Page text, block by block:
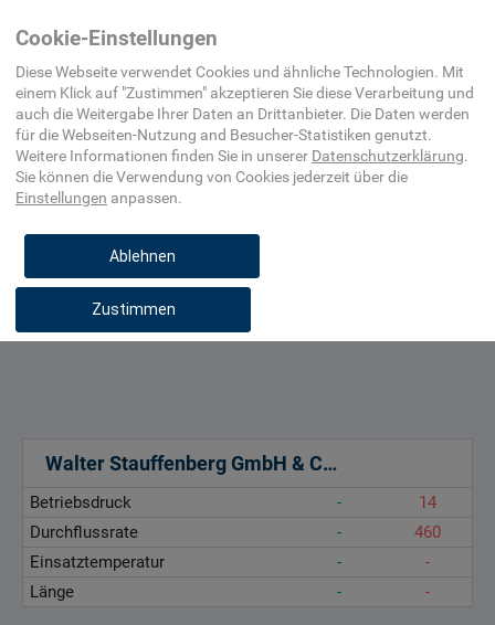
und
Prozessleittechnik
Betriebsdruck, bar
Durchflussrate, l/min
Einsatztemperatur, °C
Walter Stauffenberg GmbH & Co. KG
Betriebsdruck -
14
Durchflussrate
-
460
Einsatztemperatur
-
-
Länge
- -
Cookie-Einstellungen
Diese Webseite verwendet Cookies und ähnliche Technologien. Mit
einem Klick auf "Zustimmen" akzeptieren Sie diese Verarbeitung und
auch die Weitergabe Ihrer Daten an Drittanbieter. Die Daten werden
für dieWebseiten-Nutzung and Besucher-Statistiken genutzt.
Weitere Informationen finden Sie in unserer Datenschutzerklärung.
Sie können die Verwendung von Cookies jederzeit über die
Einstellungen anpassen.
Ablehnen
Zustimmen